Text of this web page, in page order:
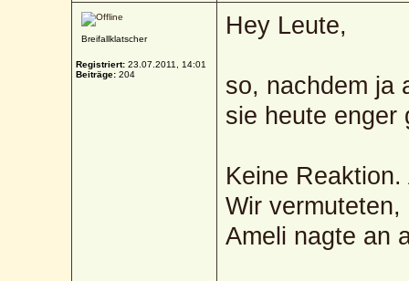
Breifallklatscher
Registriert: 23.07.2011, 14:01
Beiträge: 204
Hey Leute,
so, nachdem ja
sie heute enger
Keine
Wir
Ameli nagte an